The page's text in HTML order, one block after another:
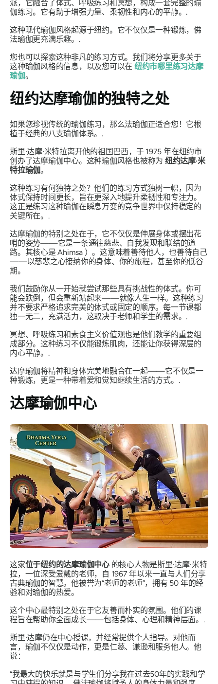
派，它融合了体式、呼吸练习和冥想，构成一套完整的瑜
伽练习。它有助于增强力量、柔韧性和内心的平静。.
这种现代瑜伽风格起源于纽约。它不仅仅是一种锻炼，佛
法瑜伽更充满乐趣。.
您也可以探索这种非凡的练习方式。我们将分享更多关于
这种瑜伽风格的信息，以及您可以在 纽约市哪里练习达摩
瑜伽。
纽约达摩瑜伽的独特之处
如果您珍视传统的瑜伽练习，那么法瑜伽正适合您！它根
植于经典的八支瑜伽体系。.
斯里·达摩·米特拉离开他的祖国巴西，于 1975 年在纽约市
创办了达摩瑜伽中心。这种瑜伽风格也被称为 纽约达摩·米
特拉瑜伽。
这种练习有何独特之处？他们的练习方式独树一帜，因为
体式保持时间更长，旨在更深入地提升柔韧性和专注力。
这正是练习这种瑜伽在瞬息万变的竞争世界中保持稳定的
关键所在。.
达摩瑜伽的特别之处在于，它不仅仅是伸展身体或摆出花
哨的姿势——它是一条通往慈悲、自我发现和联结的道
路。其核心是Ahimsa）。这意味着善待他人，也善待自己
——以慈悲之心接纳你的身体、你的旅程，甚至你的低谷
期。
我们鼓励你从一开始就尝试那些具有挑战性的体式。你可
能会跌倒，但会重新站起来——就像人生一样。这种练习
并不要求严格追求完美的体式或固定的顺序。每一节课都
独一无二，充满活力，这取决于老师和学生的需求。.
冥想、呼吸练习和素食主义价值观也是他们教学的重要组
成部分。这种练习不仅能锻炼肌肉，还能让你获得深层的
内心平静。.
达摩瑜伽将精神和身体完美地融合在一起——它不仅是一
种锻炼，更是一种带着爱和觉知继续生活的方式。.
达摩瑜伽中心
这家位于纽约的达摩瑜伽中心 的核心人物是斯里·达摩·米特
拉，一位深受爱戴的老师，自 1967 年以来一直与人们分享
古典瑜伽的智慧。他被誉为“老师的老师”，拥有 50 年的经
验和对瑜伽的热爱。
这个中心最特别之处在于它友善而朴实的氛围。他们的课
程旨在帮助你全面成长——包括身体、心理和精神层面。.
斯里·达摩仍在中心授课，并经常提供个人指导。对他而
言，瑜伽不仅仅是动作，更是仁慈、谦逊和服务他人。他
说：
“我最大的快乐就是与学生们分享我在过去50年的实践和学